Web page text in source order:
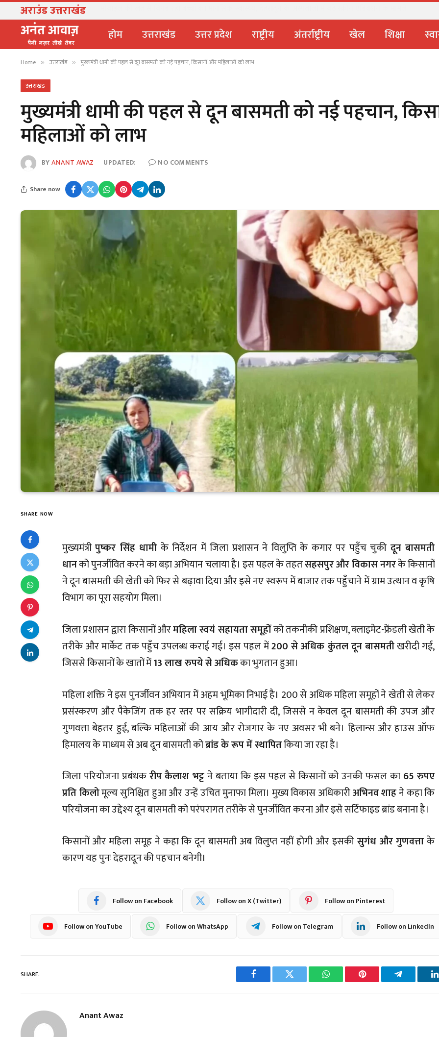
अराउंड उत्तराखंड
होम उत्तराखंड उत्तर प्रदेश राष्ट्रीय अंतर्राष्ट्रीय खेल शिक्षा
Home » उत्तराखंड » मुख्यमंत्री धामी की पहल से दून बासमती को नई पहचान, किसानों और महिलाओं को लाभ
उत्तराखंड
मुख्यमंत्री धामी की पहल से दून बासमती को नई पहचान,
महिलाओं को लाभ
BYANANT AWAZ UPDATED: NO COMMENTS
Share now
SHARE NOW
मुख्यमंत्रीपुष्कर सिंह धामी के निर्देशन में जिला प्रशासन ने विलुप्ति के कगार पर पहुँच चुकी दून बासमती
धानको पुनर्जीवित करने का बड़ा अभियान चलाया है। इस पहल के तहतसहसपुर और विकास नगरके किसानों
ने दून बासमती की खेती को फिर से बढ़ावा दिया और इसे नए स्वरूप में बाजार तक पहुँचाने में ग्राम उत्थान व कृषि
विभाग का पूरा सहयोग मिला।
जिला प्रशासन द्वारा किसानों औरमहिला स्वयं सहायता समूहोंको तकनीकी प्रशिक्षण, क्लाइमेट-फ्रेंडली खेती के
तरीके और मार्केट तक पहुँच उपलब्ध कराई गई। इस पहल में200 से अधिक कुंतल दून बासमतीखरीदी गई,
जिससे किसानों के खातों में13 लाख रुपये से अधिकका भुगतान हुआ।
महिला शक्ति ने इस पुनर्जीवन अभियान में अहम भूमिका निभाई है। 200 से अधिक महिला समूहों ने खेती से लेकर
प्रसंस्करण और पैकेजिंग तक हर स्तर पर सक्रिय भागीदारी दी, जिससे न केवल दून बासमती की उपज और
गुणवत्ता बेहतर हुई, बल्कि महिलाओं की आय और रोजगार के नए अवसर भी बने। हिलान्स और हाउस ऑफ
हिमालय के माध्यम से अब दून बासमती कोब्रांड के रूप में स्थापितकिया जा रहा है।
जिला परियोजना प्रबंधकरीप कैलाश भट्टने बताया कि इस पहल से किसानों को उनकी फसल का 65 रुपए
प्रति किलोमूल्य सुनिश्चित हुआ और उन्हें उचित मुनाफा मिला। मुख्य विकास अधिकारीअभिनव शाहने कहा कि
परियोजना का उद्देश्य दून बासमती को परंपरागत तरीके से पुनर्जीवित करना और इसे सर्टिफाइड ब्रांड बनाना है।
किसानों और महिला समूह ने कहा कि दून बासमती अब विलुप्त नहीं होगी और इसकीसुगंध और गुणवत्ताके
कारण यह पुनः देहरादून की पहचान बनेगी।
Follow on Facebook Follow on X (Twitter) Follow on Pinterest
Follow on YouTube Follow on WhatsApp Follow on Telegram Follow on LinkedIn
SHARE.
Facebook Twitter WhatsAppPinterest Telegram
Anant Awaz